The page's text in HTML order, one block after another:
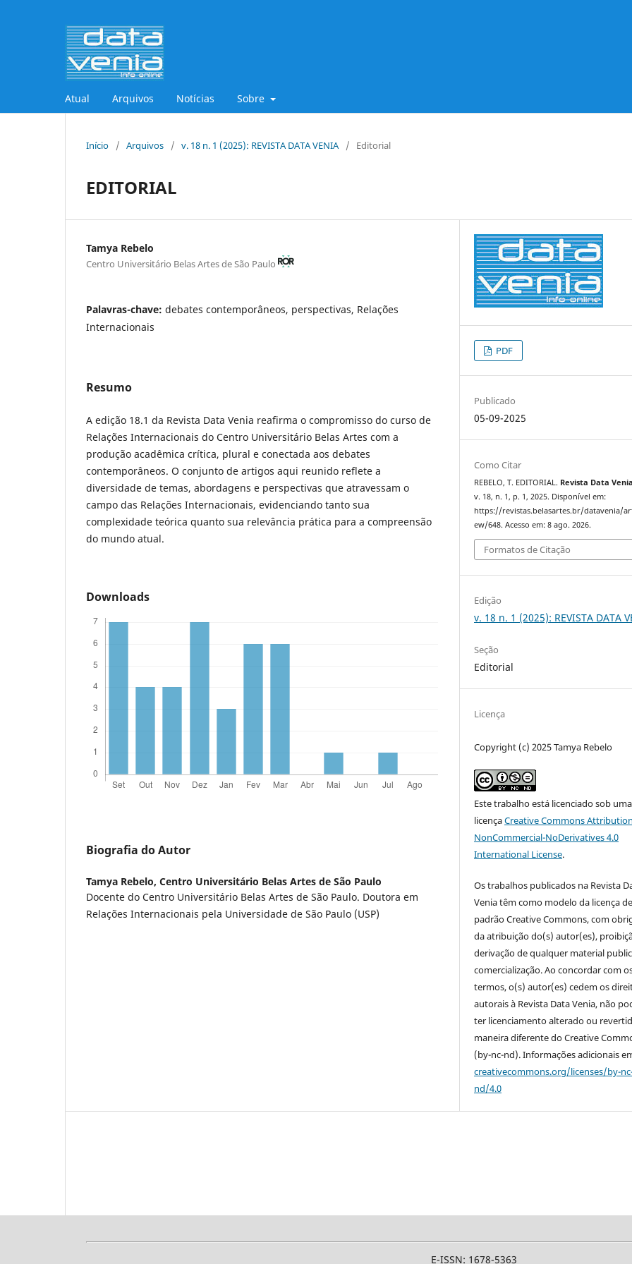
Atual Arquivos Notícias Sobre
Início / Arquivos / v. 18 n. 1 (2025): REVISTA DATA VENIA / Editorial
EDITORIAL
Tamya Rebelo
Centro Universitário Belas Artes de São Paulo
Palavras-chave: debates contemporâneos, perspectivas, Relações
Internacionais
Resumo
A edição 18.1 da Revista Data Venia reafirma o compromisso do curso de
Relações Internacionais do Centro Universitário Belas Artes com a
produção acadêmica crítica, plural e conectada aos debates
contemporâneos. O conjunto de artigos aqui reunido reflete a
diversidade de temas, abordagens e perspectivas que atravessam o
campo das Relações Internacionais, evidenciando tanto sua
complexidade teórica quanto sua relevância prática para a compreensão
do mundo atual.
Downloads
Biografia do Autor
Tamya Rebelo, Centro Universitário Belas Artes de São Paulo
Docente do Centro Universitário Belas Artes de São Paulo. Doutora em
Relações Internacionais pela Universidade de São Paulo (USP)
PDF
Publicado
05-09-2025
Como Citar
REBELO, T. EDITORIAL. Revista Data
v. 18, n. 1, p. 1, 2025. Disponível em:
https://revistas.belasartes.br/datavenia/
ew/648. Acesso em: 8 ago. 2026.
Formatos de Citação
Edição
v. 18 n. 1 (2025): REVISTA DATA
Seção
Editorial
Licença
Copyright (c) 2025 Tamya Rebelo
Este trabalho está licenciado sob uma
licençaCreative Commons
NonCommercial-NoDerivatives 4.0
International License.
Os trabalhos publicados na Revista
Venia têm como modelo da licença
padrão Creative Commons, com
da atribuição do(s) autor(es),
derivação de qualquer material
comercialização. Ao concordar com
termos, o(s) autor(es) cedem os
autorais à Revista Data Venia, não
ter licenciamento alterado ou
maneira diferente do Creative
(by-nc-nd). Informações adicionais
creativecommons.org/licenses/by-
nd/4.0
E-ISSN: 1678-5363